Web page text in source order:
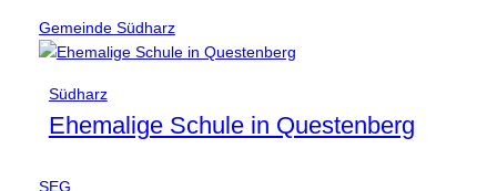
Gemeinde Südharz
Südharz
Ehemalige Schule in Questenberg
SEG